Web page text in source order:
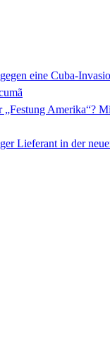
eine Cuba-
Amerika“?
Lieferant in der